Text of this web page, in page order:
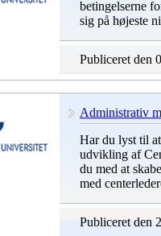
betingelserne
sig på højeste
Publiceret den
Administrativ
Har du lyst til
udvikling af
du med at
med
Publiceret den